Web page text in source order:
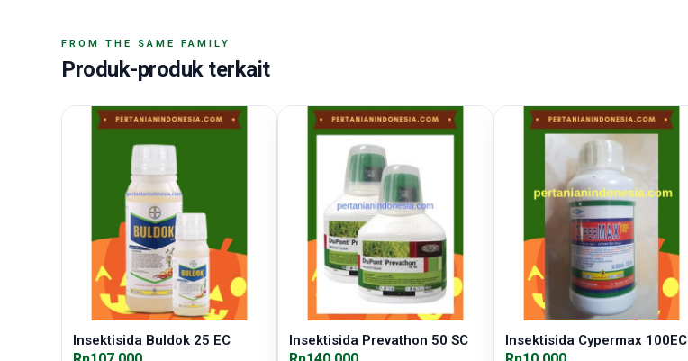
FROM THE SAME FAMILY
Produk-produk terkait
Insektisida Buldok 25 EC Insektisida Prevathon 50 SC Insektisida Cypermax 100EC